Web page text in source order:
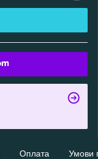
Оплата Умови